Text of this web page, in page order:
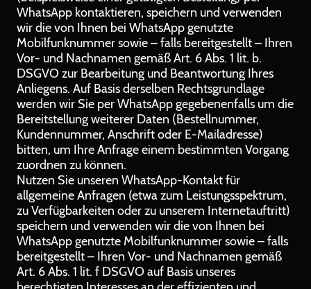
WhatsApp kontaktieren, speichern und verwenden
wir die von Ihnen bei WhatsApp genutzte
Mobilfunknummer sowie – falls bereitgestellt – Ihren
Vor- und Nachnamen gemäß Art. 6 Abs. 1 lit. b.
DSGVO zur Bearbeitung und Beantwortung Ihres
Anliegens. Auf Basis derselben Rechtsgrundlage
werden wir Sie per WhatsApp gegebenenfalls um die
Bereitstellung weiterer Daten (Bestellnummer,
Kundennummer, Anschrift oder E-Mailadresse)
bitten, um Ihre Anfrage einem bestimmten Vorgang
zuordnen zu können.
Nutzen Sie unseren WhatsApp-Kontakt für
allgemeine Anfragen (etwa zum Leistungsspektrum,
zu Verfügbarkeiten oder zu unserem Internetauftritt)
speichern und verwenden wir die von Ihnen bei
WhatsApp genutzte Mobilfunknummer sowie – falls
bereitgestellt – Ihren Vor- und Nachnamen gemäß
Art. 6 Abs. 1 lit. f DSGVO auf Basis unseres